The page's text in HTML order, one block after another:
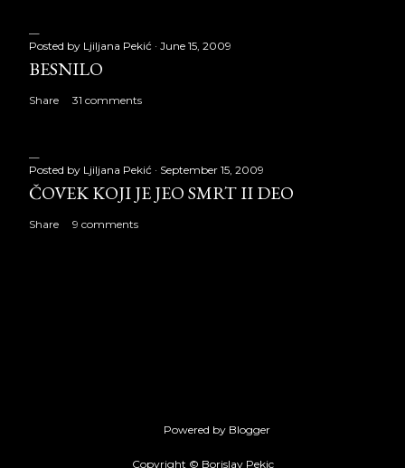
Posted by Ljiljana Pekić June 15, 2009
BESNILO
Share 31 comments
Posted by Ljiljana Pekić September 15, 2009
ČOVEK KOJI JE JEO SMRT II DEO
Share 9 comments
Powered by Blogger
Copyright © Borislav Pekic